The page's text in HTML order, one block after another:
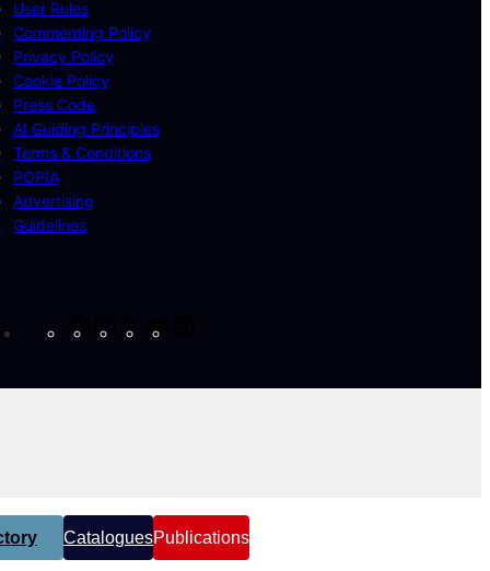
User Rules
Commenting Policy
Privacy Policy
Cookie Policy
Press Code
AI Guiding Principles
Terms & Conditions
POPIA
Advertising
Guidelines
CataloguesPublications